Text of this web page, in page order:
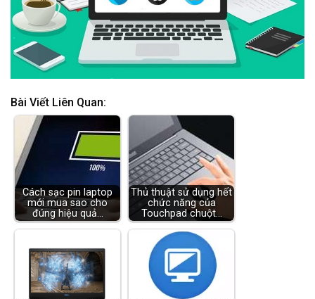
Bài Viết Liên Quan:
Cách sạc pin laptop
mới mua sao cho
đúng hiệu quả…
Thủ thuật sử dụng hết
chức năng của
Touchpad chuột…